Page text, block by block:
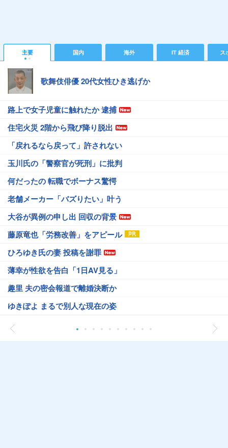
主要 国内 海外 IT 経済 ス
歌舞伎俳優 20代女性ひき逃げか
路上で女子児童に触れたか 逮捕
住宅火災 2階から飛び降り脱出
「戻れるなら戻って」許されない
玉川氏の「警察官が死刑」に批判
何だったの 転職でボーナス驚愕
老舗メーカー「バズりたい」叶う
大谷が異例の申し出 回収の背景
藤原竜也「労務改善」をアピール
ひろゆき氏の妻 投稿を謝罪
薄幸が性欲を告白「1日AV見る」
趣里 夫の密会報道で離婚決断か
ゆきぽよ まるで別人な現在の姿